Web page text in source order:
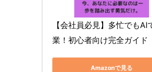
【会社員必見】多忙でもAI
業！初心者向け完全ガイド
Amazonで見る